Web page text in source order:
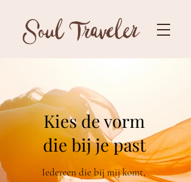
Kies de vorm
die bij je past
Iedereen die bij mij komt,